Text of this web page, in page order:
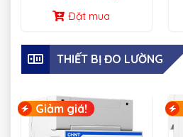
Đặt mua
THIẾT BỊ ĐO LƯỜNG
Giảm giá!